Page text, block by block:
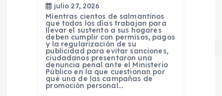
julio 27, 2026
Mientras cientos de salmantinos
que todos los días trabajan para
llevar el sustento a sus hogares
deben cumplir con permisos, pagos
y la regularización de su
publicidad para evitar sanciones,
ciudadanos presentaron una
denuncia penal ante el Ministerio
Público en la que cuestionan por
qué una de las campañas de
promoción personal…